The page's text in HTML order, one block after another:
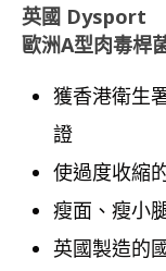
英國 Dysport
歐洲A型肉毒桿
獲香港衛生
證
使過度收縮
瘦面、瘦小
英國製造的